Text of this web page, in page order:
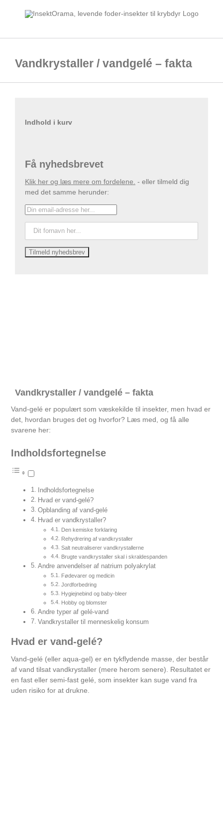
Vandkrystaller / vandgelé – fakta
Vandkrystaller / vandgelé – fakta
Vand-gelé er populært som væskekilde til insekter, men hvad er
det, hvordan bruges det og hvorfor? Læs med, og få alle
svarene her:
Indholdsfortegnelse
Indholdsfortegnelse
Hvad er vand-gelé?
Opblanding af vand-gelé
Hvad er vandkrystaller?
Den kemiske forklaring
Rehydrering af vandkrystaller
Salt neutraliserer vandkrystallerne
Brugte vandkrystaller skal i skraldespanden
Andre anvendelser af natrium polyakrylat
Fødevarer og medicin
Jordforbedring
Hygiejnebind og baby-bleer
Hobby og blomster
Andre typer af gelé-vand
Vandkrystaller til menneskelig konsum
Hvad er vand-gelé?
Vand-gelé (eller aqua-gel) er en tykflydende masse, der består
af vand tilsat vandkrystaller (mere herom senere). Resultatet er
en fast eller semi-fast gelé, som insekter kan suge vand fra
uden risiko for at drukne.
Indhold i kurv
Få nyhedsbrevet
Klik her og læs mere om fordelene. - eller tilmeld dig
med det samme herunder: